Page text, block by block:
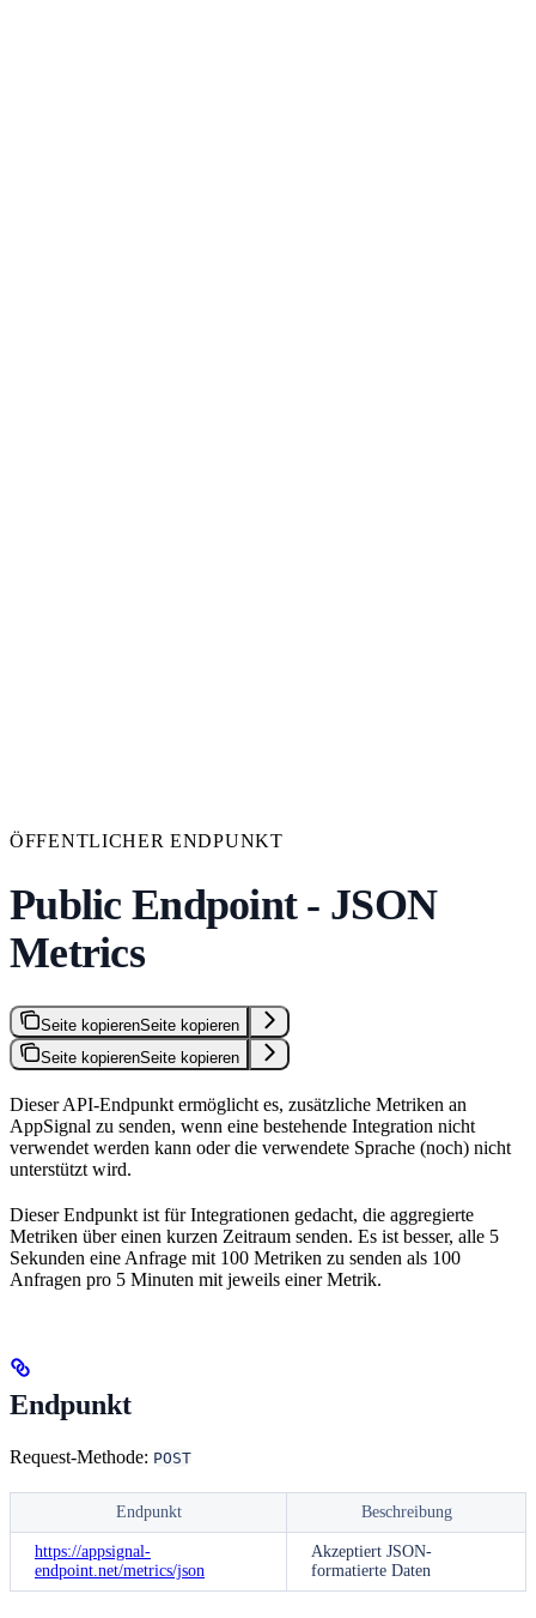
ÖFFENTLICHER ENDPUNKT
Public Endpoint - JSON
Metrics
Seite kopierenSeite kopieren
Seite kopierenSeite kopieren
Dieser API-Endpunkt ermöglicht es, zusätzliche Metriken an
AppSignal zu senden, wenn eine bestehende Integration nicht
verwendet werden kann oder die verwendete Sprache (noch) nicht
unterstützt wird.
Dieser Endpunkt ist für Integrationen gedacht, die aggregierte
Metriken über einen kurzen Zeitraum senden. Es ist besser, alle 5
Sekunden eine Anfrage mit 100 Metriken zu senden als 100
Anfragen pro 5 Minuten mit jeweils einer Metrik.
Endpunkt
Request-Methode: POST
Endpunkt Beschreibung
https://appsignal-
endpoint.net/metrics/json
Akzeptiert JSON-
formatierte Daten